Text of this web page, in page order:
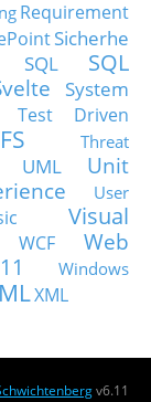
Requirement
Sicherhe
SQL
SQL
System
Test Driven
Threat
UML
Unit
User
Visual
WCF
Web
Windows
XML
v6.11